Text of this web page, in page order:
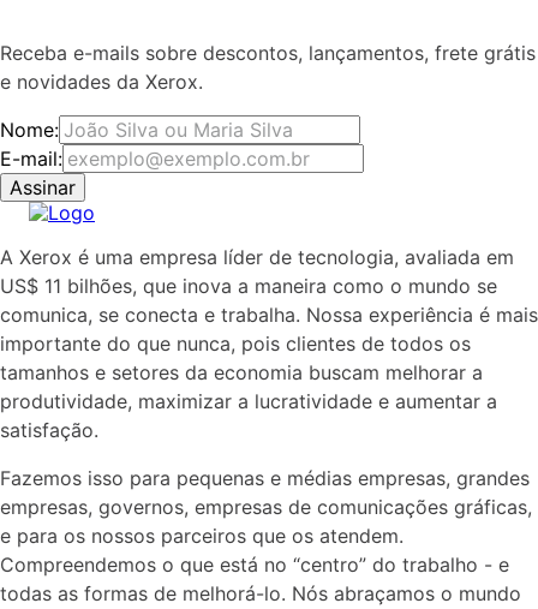
Receba e-mails sobre descontos, lançamentos, frete grátis
e novidades da Xerox.
Nome:
E-mail:
Assinar
A Xerox é uma empresa líder de tecnologia, avaliada em
US$ 11 bilhões, que inova a maneira como o mundo se
comunica, se conecta e trabalha. Nossa experiência é mais
importante do que nunca, pois clientes de todos os
tamanhos e setores da economia buscam melhorar a
produtividade, maximizar a lucratividade e aumentar a
satisfação.
Fazemos isso para pequenas e médias empresas, grandes
empresas, governos, empresas de comunicações gráficas,
e para os nossos parceiros que os atendem.
Compreendemos o que está no “centro” do trabalho - e
todas as formas de melhorá-lo. Nós abraçamos o mundo